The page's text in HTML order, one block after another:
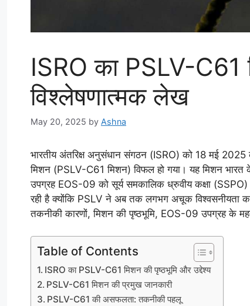
ISRO का PSLV-
विश्लेषणात्मक लेख
May 20, 2025 by Ashna
भारतीय अंतरिक्ष अनुसंधान संगठन (ISRO) को 18 मई
मिशन (PSLV-C61 मिशन) विफल हो गया। यह मिशन भारत
उपग्रह EOS-09 को सूर्य समकालिक ध्रुवीय कक्षा
रही है क्योंकि PSLV ने अब तक लगभग अचूक
तकनीकी कारणों, मिशन की पृष्ठभूमि, EOS-09 उपग्रह के
Table of Contents
ISRO का PSLV-C61 मिशन की पृष्ठभूमि और उद्देश्य
PSLV-C61 मिशन की प्रमुख जानकारी
PSLV-C61 की असफलता: तकनीकी पहलू